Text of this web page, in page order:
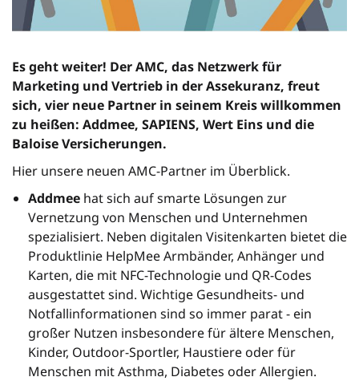
Es geht weiter! Der AMC, das Netzwerk für
Marketing und Vertrieb in der Assekuranz, freut
sich, vier neue Partner in seinem Kreis willkommen
zu heißen: Addmee, SAPIENS, Wert Eins und die
Baloise Versicherungen.
Hier unsere neuen AMC-Partner im Überblick.
Addmee hat sich auf smarte Lösungen zur
Vernetzung von Menschen und Unternehmen
spezialisiert. Neben digitalen Visitenkarten bietet die
Produktlinie HelpMee Armbänder, Anhänger und
Karten, die mit NFC-Technologie und QR-Codes
ausgestattet sind. Wichtige Gesundheits- und
Notfallinformationen sind so immer parat - ein
großer Nutzen insbesondere für ältere Menschen,
Kinder, Outdoor-Sportler, Haustiere oder für
Menschen mit Asthma, Diabetes oder Allergien.